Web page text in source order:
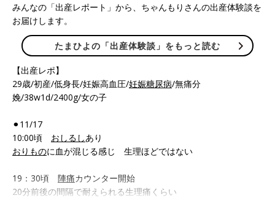
みんなの「出産レポート」から、ちゃんもりさんの出産体験談を
お届けします。
たまひよの「出産体験談」をもっと読む
【出産レポ】
29歳/初産/低身長/妊娠高血圧/妊娠糖尿病/無痛分
娩/38w1d/2400g/女の子
⚫︎11/17
10:00頃 おしるしあり
おりものに血が混じる感じ 生理ほどではない
19：30頃 陣痛カウンター開始
20分前後の間隔で耐えられる生理痛くらい